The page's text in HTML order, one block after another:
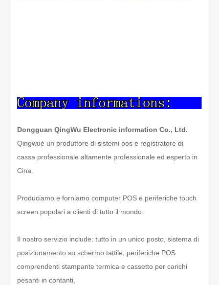
Dongguan QingWu Electronic information Co., Ltd.
Qingwuè un produttore di sistemi pos e registratore di
cassa professionale altamente professionale ed esperto in
Cina.
Produciamo e forniamo computer POS e periferiche touch
screen popolari a clienti di tutto il mondo.
Il nostro servizio include: tutto in un unico posto, sistema di
posizionamento su schermo tattile, periferiche POS
comprendenti stampante termica e cassetto per carichi
pesanti in contanti,